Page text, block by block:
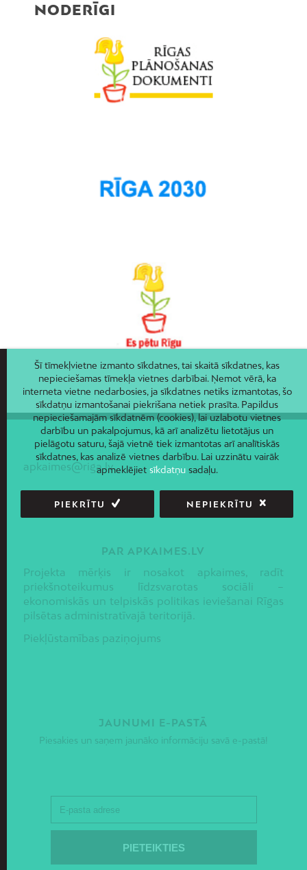
NODERĪGI
apkaimes@riga.lv
PAR APKAIMES.LV
Projekta mērķis ir nosakot apkaimes, radīt
priekšnoteikumus līdzsvarotas sociāli –
ekonomiskās un telpiskās politikas ieviešanai Rīgas
pilsētas administratīvajā teritorijā.
Piekļūstamības paziņojums
JAUNUMI E-PASTĀ
Piesakies un saņem jaunāko informāciju savā e-pastā!
Šī tīmekļvietne izmanto sīkdatnes, tai skaitā sīkdatnes, kas
nepieciešamas tīmekļa vietnes darbībai. Ņemot vērā, ka
interneta vietne nedarbosies, ja sīkdatnes netiks izmantotas, šo
sīkdatņu izmantošanai piekrišana netiek prasīta. Papildus
nepieciešamajām sīkdatnēm (cookies), lai uzlabotu vietnes
darbību un pakalpojumus, kā arī analizētu lietotājus un
pielāgotu saturu, šajā vietnē tiek izmantotas arī analītiskās
sīkdatnes, kas analizē vietnes darbību. Lai uzzinātu vairāk
apmeklējiet sīkdatņusadaļu.
PIEKRĪTU NEPIEKRĪTU